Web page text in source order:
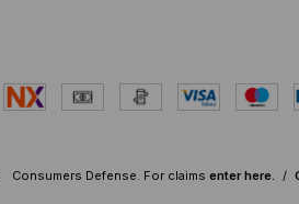
Consumers Defense. For claims enter here. /